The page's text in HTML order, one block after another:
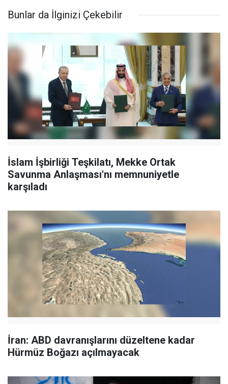
Bunlar da İlginizi Çekebilir
İslam İşbirliği Teşkilatı, Mekke Ortak
Savunma Anlaşması'nı memnuniyetle
karşıladı
İran: ABD davranışlarını düzeltene kadar
Hürmüz Boğazı açılmayacak